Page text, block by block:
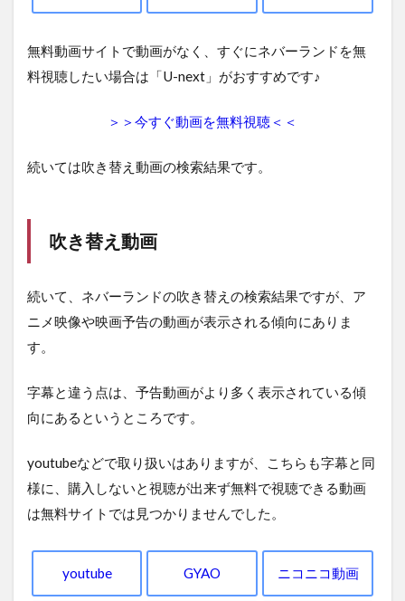
無料動画サイトで動画がなく、すぐにネバーランドを無
料視聴したい場合は「U-next」がおすすめです♪
＞＞今すぐ動画を無料視聴＜＜
続いては吹き替え動画の検索結果です。
吹き替え動画
続いて、ネバーランドの吹き替えの検索結果ですが、ア
ニメ映像や映画予告の動画が表示される傾向にありま
す。
字幕と違う点は、予告動画がより多く表示されている傾
向にあるというところです。
youtubeなどで取り扱いはありますが、こちらも字幕と同
様に、購入しないと視聴が出来ず無料で視聴できる動画
は無料サイトでは見つかりませんでした。
youtube GYAO ニコニコ動画